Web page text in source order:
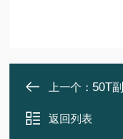
上一个： 50T
返回列表